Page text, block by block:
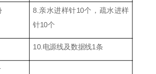
8.亲水进样针10个，疏水进样
针10个
10.电源线及数据线1条